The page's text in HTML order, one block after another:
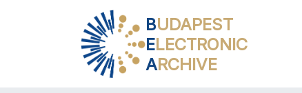
BUDAPEST
ELECTRONIC
ARCHIVE